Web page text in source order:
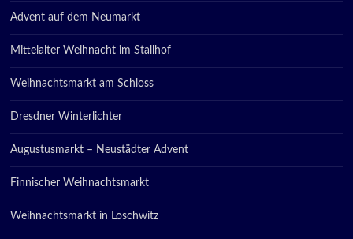
Advent auf dem Neumarkt
Mittelalter Weihnacht im Stallhof
Weihnachtsmarkt am Schloss
Dresdner Winterlichter
Augustusmarkt – Neustädter Advent
Finnischer Weihnachtsmarkt
Weihnachtsmarkt in Loschwitz